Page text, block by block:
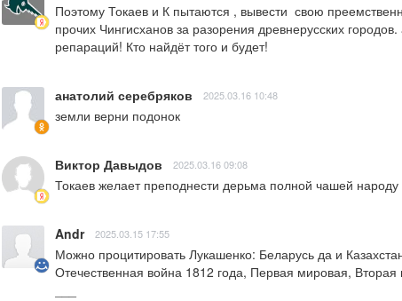
Поэтому Токаев и К пытаются , вывести  свою
прочих Чингисханов за разорения древнерусских
репараций! Кто найдёт того и будет!
анатолий серебряков 2025.03.16 10:48
земли верни подонок
Виктор Давыдов 2025.03.16 09:08
Токаев желает преподнести дерьма полной чашей
Andr 2025.03.15 17:55
Можно процитировать Лукашенко: Беларусь да и
Отечественная война 1812 года, Первая мировая,